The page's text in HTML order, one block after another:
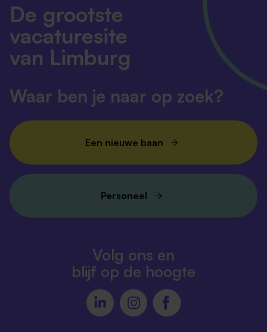
De grootste
vacaturesite
van Limburg
Waar ben je naar op zoek?
Een nieuwe baan
Personeel
Volg ons en
blijf op de hoogte